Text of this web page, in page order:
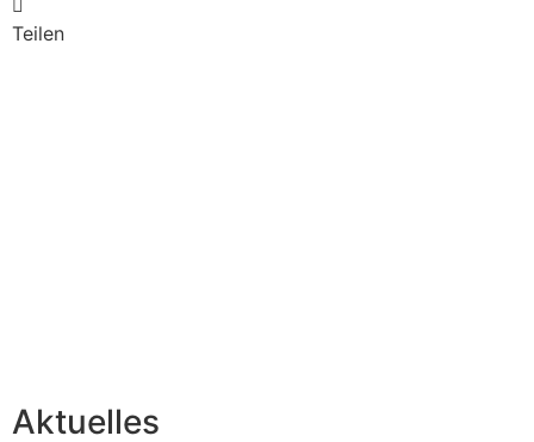
Teilen
Aktuelles